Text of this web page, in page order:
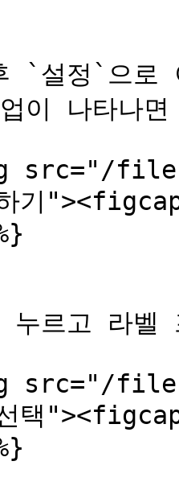
`설정`으로
이 나타나
src="/files/
기
르고 라벨
src="/files/
택